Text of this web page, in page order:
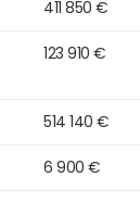
411 850 €
123 910 €
514 140 €
6 900 €